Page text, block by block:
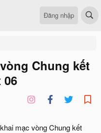
Đăng nhập
Chung kết
06
mạc vòng Chung kết